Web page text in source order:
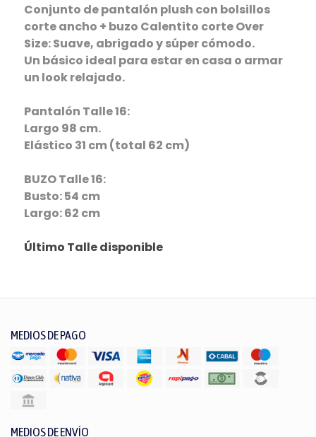
Conjunto de pantalón plush con bolsillos
corte ancho + buzo Calentito corte Over
Size: Suave, abrigado y súper cómodo.
Un básico ideal para estar en casa o armar
un look relajado.
Pantalón Talle 16:
Largo 98 cm.
Elástico 31 cm (total 62 cm)
BUZO Talle 16:
Busto: 54 cm
Largo: 62 cm
Último Talle disponible
MEDIOS DE PAGO
MEDIOS DE ENVÍO